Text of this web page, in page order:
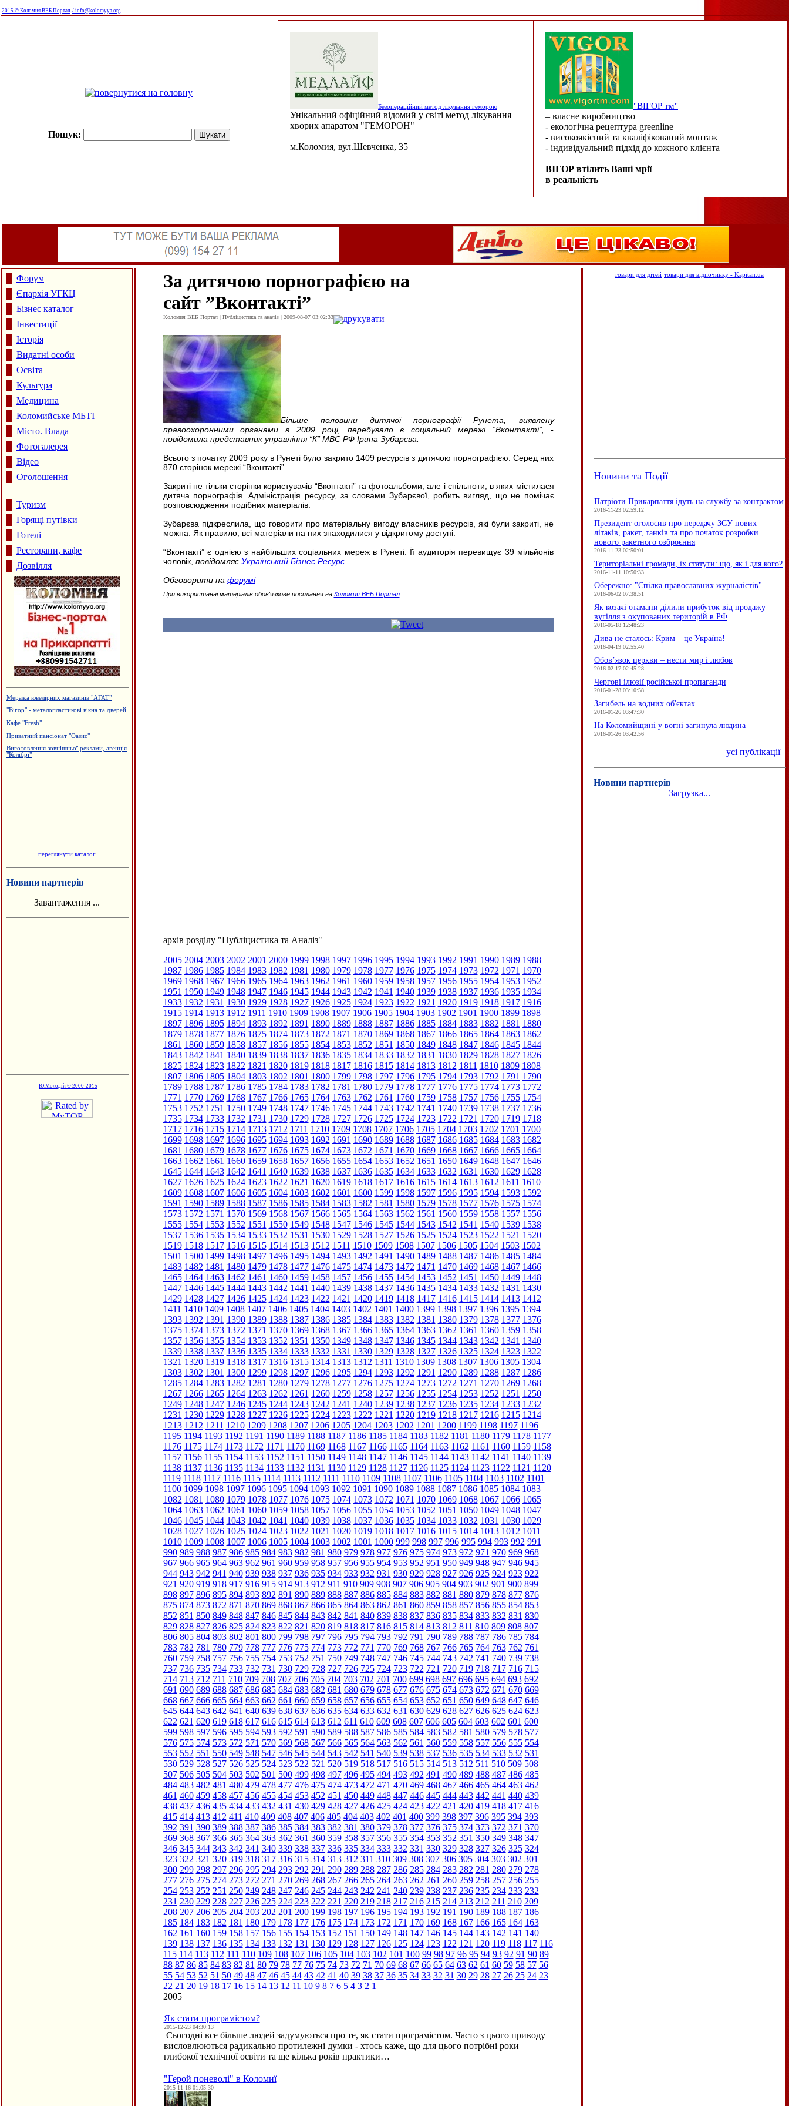
2015 © Коломия ВЕБ Портал / info@kolomyya.org
Пошук:
Безопераційний метод лікування геморою
Унікальний офіційний відомий у світі метод лікування
хворих апаратом "ГЕМОРОН"
м.Коломия, вул.Шевченка, 35
"ВІГОР тм"
– власне виробництво
- екологічна рецептура greenline
- високоякісний та кваліфікований монтаж
- індивідуальний підхід до кожного клієнта
ВІГОР втілить Ваші мрії
в реальність
Форум
Єпархія УГКЦ
Бізнес каталог
Інвестиції
Історія
Видатні особи
Освіта
Культура
Медицина
Коломийське МБТІ
Місто. Влада
Фотогалерея
Відео
Оголошення
Туризм
Горящі путівки
Готелі
Ресторани, кафе
Дозвілля
Меража ювелірних магазинів "АГАТ"
"Вігор" - металопластикові вікна та дверей
Кафе "Fresh"
Приватний пансіонат "Оазис"
Виготовлення зовнішньої реклами, агенція
"Колібрі"
переглянути каталог
Новини партнерів
Завантаження ...
Ю.Молодій © 2000-2015
За дитячою порнографією на
сайт ”Вконтакті”
Коломия ВЕБ Портал | Публіцистика та аналіз | 2009-08-07 03:02:33 друкувати
Більше половини дитячої порнографії Рунета, виявлену
правоохоронними органами в 2009 році, перебувало в соціальній мережі “Вконтакті”, -
повідомила представник управління “К” МВС РФ Ірина Зубарєва.
Всього з початку 2009 року в Рунеті було закрито 1409 ресурсів з дитячою порнографією. Серед них
870 сторінок мережі “Вконтакті”.
Закриті не тільки сторінки користувачів “Вконтакті” та фотоальбоми, але і спільноти, в яких містилася
дитяча порнографія. Адміністрація ресурсу, за словами Зубарєвої, робить вигляд, що не помічає
розповсюдження подібних матеріалів.
Зубарєва підкреслила, що говорити про матеріальну вигоду власників ресурсів, які були закриті, не
можна. Як правило, всі матеріали на них знаходилися у відкритому доступі.
“Вконтакті” є однією з найбільших соціальних мереж в Рунеті. Її аудиторія перевищує 39 мільйонів
чоловік, повідомляє Український Бізнес Ресурс.
Обговорити на форумі
При використанні матеріалів обов'язкове посилання на Коломия ВЕБ Портал
архів розділу "Публіцистика та Аналіз"
2005 2004 2003 2002 2001 2000 1999 1998 1997 1996 1995 1994 1993 1992 1991 1990 1989 1988
1987 1986 1985 1984 1983 1982 1981 1980 1979 1978 1977 1976 1975 1974 1973 1972 1971 1970
1969 1968 1967 1966 1965 1964 1963 1962 1961 1960 1959 1958 1957 1956 1955 1954 1953 1952
1951 1950 1949 1948 1947 1946 1945 1944 1943 1942 1941 1940 1939 1938 1937 1936 1935 1934
1933 1932 1931 1930 1929 1928 1927 1926 1925 1924 1923 1922 1921 1920 1919 1918 1917 1916
1915 1914 1913 1912 1911 1910 1909 1908 1907 1906 1905 1904 1903 1902 1901 1900 1899 1898
1897 1896 1895 1894 1893 1892 1891 1890 1889 1888 1887 1886 1885 1884 1883 1882 1881 1880
1879 1878 1877 1876 1875 1874 1873 1872 1871 1870 1869 1868 1867 1866 1865 1864 1863 1862
1861 1860 1859 1858 1857 1856 1855 1854 1853 1852 1851 1850 1849 1848 1847 1846 1845 1844
1843 1842 1841 1840 1839 1838 1837 1836 1835 1834 1833 1832 1831 1830 1829 1828 1827 1826
1825 1824 1823 1822 1821 1820 1819 1818 1817 1816 1815 1814 1813 1812 1811 1810 1809 1808
1807 1806 1805 1804 1803 1802 1801 1800 1799 1798 1797 1796 1795 1794 1793 1792 1791 1790
1789 1788 1787 1786 1785 1784 1783 1782 1781 1780 1779 1778 1777 1776 1775 1774 1773 1772
1771 1770 1769 1768 1767 1766 1765 1764 1763 1762 1761 1760 1759 1758 1757 1756 1755 1754
1753 1752 1751 1750 1749 1748 1747 1746 1745 1744 1743 1742 1741 1740 1739 1738 1737 1736
1735 1734 1733 1732 1731 1730 1729 1728 1727 1726 1725 1724 1723 1722 1721 1720 1719 1718
1717 1716 1715 1714 1713 1712 1711 1710 1709 1708 1707 1706 1705 1704 1703 1702 1701 1700
1699 1698 1697 1696 1695 1694 1693 1692 1691 1690 1689 1688 1687 1686 1685 1684 1683 1682
1681 1680 1679 1678 1677 1676 1675 1674 1673 1672 1671 1670 1669 1668 1667 1666 1665 1664
1663 1662 1661 1660 1659 1658 1657 1656 1655 1654 1653 1652 1651 1650 1649 1648 1647 1646
1645 1644 1643 1642 1641 1640 1639 1638 1637 1636 1635 1634 1633 1632 1631 1630 1629 1628
1627 1626 1625 1624 1623 1622 1621 1620 1619 1618 1617 1616 1615 1614 1613 1612 1611 1610
1609 1608 1607 1606 1605 1604 1603 1602 1601 1600 1599 1598 1597 1596 1595 1594 1593 1592
1591 1590 1589 1588 1587 1586 1585 1584 1583 1582 1581 1580 1579 1578 1577 1576 1575 1574
1573 1572 1571 1570 1569 1568 1567 1566 1565 1564 1563 1562 1561 1560 1559 1558 1557 1556
1555 1554 1553 1552 1551 1550 1549 1548 1547 1546 1545 1544 1543 1542 1541 1540 1539 1538
1537 1536 1535 1534 1533 1532 1531 1530 1529 1528 1527 1526 1525 1524 1523 1522 1521 1520
1519 1518 1517 1516 1515 1514 1513 1512 1511 1510 1509 1508 1507 1506 1505 1504 1503 1502
1501 1500 1499 1498 1497 1496 1495 1494 1493 1492 1491 1490 1489 1488 1487 1486 1485 1484
1483 1482 1481 1480 1479 1478 1477 1476 1475 1474 1473 1472 1471 1470 1469 1468 1467 1466
1465 1464 1463 1462 1461 1460 1459 1458 1457 1456 1455 1454 1453 1452 1451 1450 1449 1448
1447 1446 1445 1444 1443 1442 1441 1440 1439 1438 1437 1436 1435 1434 1433 1432 1431 1430
1429 1428 1427 1426 1425 1424 1423 1422 1421 1420 1419 1418 1417 1416 1415 1414 1413 1412
1411 1410 1409 1408 1407 1406 1405 1404 1403 1402 1401 1400 1399 1398 1397 1396 1395 1394
1393 1392 1391 1390 1389 1388 1387 1386 1385 1384 1383 1382 1381 1380 1379 1378 1377 1376
1375 1374 1373 1372 1371 1370 1369 1368 1367 1366 1365 1364 1363 1362 1361 1360 1359 1358
1357 1356 1355 1354 1353 1352 1351 1350 1349 1348 1347 1346 1345 1344 1343 1342 1341 1340
1339 1338 1337 1336 1335 1334 1333 1332 1331 1330 1329 1328 1327 1326 1325 1324 1323 1322
1321 1320 1319 1318 1317 1316 1315 1314 1313 1312 1311 1310 1309 1308 1307 1306 1305 1304
1303 1302 1301 1300 1299 1298 1297 1296 1295 1294 1293 1292 1291 1290 1289 1288 1287 1286
1285 1284 1283 1282 1281 1280 1279 1278 1277 1276 1275 1274 1273 1272 1271 1270 1269 1268
1267 1266 1265 1264 1263 1262 1261 1260 1259 1258 1257 1256 1255 1254 1253 1252 1251 1250
1249 1248 1247 1246 1245 1244 1243 1242 1241 1240 1239 1238 1237 1236 1235 1234 1233 1232
1231 1230 1229 1228 1227 1226 1225 1224 1223 1222 1221 1220 1219 1218 1217 1216 1215 1214
1213 1212 1211 1210 1209 1208 1207 1206 1205 1204 1203 1202 1201 1200 1199 1198 1197 1196
1195 1194 1193 1192 1191 1190 1189 1188 1187 1186 1185 1184 1183 1182 1181 1180 1179 1178 1177
1176 1175 1174 1173 1172 1171 1170 1169 1168 1167 1166 1165 1164 1163 1162 1161 1160 1159 1158
1157 1156 1155 1154 1153 1152 1151 1150 1149 1148 1147 1146 1145 1144 1143 1142 1141 1140 1139
1138 1137 1136 1135 1134 1133 1132 1131 1130 1129 1128 1127 1126 1125 1124 1123 1122 1121 1120
1119 1118 1117 1116 1115 1114 1113 1112 1111 1110 1109 1108 1107 1106 1105 1104 1103 1102 1101
1100 1099 1098 1097 1096 1095 1094 1093 1092 1091 1090 1089 1088 1087 1086 1085 1084 1083
1082 1081 1080 1079 1078 1077 1076 1075 1074 1073 1072 1071 1070 1069 1068 1067 1066 1065
1064 1063 1062 1061 1060 1059 1058 1057 1056 1055 1054 1053 1052 1051 1050 1049 1048 1047
1046 1045 1044 1043 1042 1041 1040 1039 1038 1037 1036 1035 1034 1033 1032 1031 1030 1029
1028 1027 1026 1025 1024 1023 1022 1021 1020 1019 1018 1017 1016 1015 1014 1013 1012 1011
1010 1009 1008 1007 1006 1005 1004 1003 1002 1001 1000 999 998 997 996 995 994 993 992 991
990 989 988 987 986 985 984 983 982 981 980 979 978 977 976 975 974 973 972 971 970 969 968
967 966 965 964 963 962 961 960 959 958 957 956 955 954 953 952 951 950 949 948 947 946 945
944 943 942 941 940 939 938 937 936 935 934 933 932 931 930 929 928 927 926 925 924 923 922
921 920 919 918 917 916 915 914 913 912 911 910 909 908 907 906 905 904 903 902 901 900 899
898 897 896 895 894 893 892 891 890 889 888 887 886 885 884 883 882 881 880 879 878 877 876
875 874 873 872 871 870 869 868 867 866 865 864 863 862 861 860 859 858 857 856 855 854 853
852 851 850 849 848 847 846 845 844 843 842 841 840 839 838 837 836 835 834 833 832 831 830
829 828 827 826 825 824 823 822 821 820 819 818 817 816 815 814 813 812 811 810 809 808 807
806 805 804 803 802 801 800 799 798 797 796 795 794 793 792 791 790 789 788 787 786 785 784
783 782 781 780 779 778 777 776 775 774 773 772 771 770 769 768 767 766 765 764 763 762 761
760 759 758 757 756 755 754 753 752 751 750 749 748 747 746 745 744 743 742 741 740 739 738
737 736 735 734 733 732 731 730 729 728 727 726 725 724 723 722 721 720 719 718 717 716 715
714 713 712 711 710 709 708 707 706 705 704 703 702 701 700 699 698 697 696 695 694 693 692
691 690 689 688 687 686 685 684 683 682 681 680 679 678 677 676 675 674 673 672 671 670 669
668 667 666 665 664 663 662 661 660 659 658 657 656 655 654 653 652 651 650 649 648 647 646
645 644 643 642 641 640 639 638 637 636 635 634 633 632 631 630 629 628 627 626 625 624 623
622 621 620 619 618 617 616 615 614 613 612 611 610 609 608 607 606 605 604 603 602 601 600
599 598 597 596 595 594 593 592 591 590 589 588 587 586 585 584 583 582 581 580 579 578 577
576 575 574 573 572 571 570 569 568 567 566 565 564 563 562 561 560 559 558 557 556 555 554
553 552 551 550 549 548 547 546 545 544 543 542 541 540 539 538 537 536 535 534 533 532 531
530 529 528 527 526 525 524 523 522 521 520 519 518 517 516 515 514 513 512 511 510 509 508
507 506 505 504 503 502 501 500 499 498 497 496 495 494 493 492 491 490 489 488 487 486 485
484 483 482 481 480 479 478 477 476 475 474 473 472 471 470 469 468 467 466 465 464 463 462
461 460 459 458 457 456 455 454 453 452 451 450 449 448 447 446 445 444 443 442 441 440 439
438 437 436 435 434 433 432 431 430 429 428 427 426 425 424 423 422 421 420 419 418 417 416
415 414 413 412 411 410 409 408 407 406 405 404 403 402 401 400 399 398 397 396 395 394 393
392 391 390 389 388 387 386 385 384 383 382 381 380 379 378 377 376 375 374 373 372 371 370
369 368 367 366 365 364 363 362 361 360 359 358 357 356 355 354 353 352 351 350 349 348 347
346 345 344 343 342 341 340 339 338 337 336 335 334 333 332 331 330 329 328 327 326 325 324
323 322 321 320 319 318 317 316 315 314 313 312 311 310 309 308 307 306 305 304 303 302 301
300 299 298 297 296 295 294 293 292 291 290 289 288 287 286 285 284 283 282 281 280 279 278
277 276 275 274 273 272 271 270 269 268 267 266 265 264 263 262 261 260 259 258 257 256 255
254 253 252 251 250 249 248 247 246 245 244 243 242 241 240 239 238 237 236 235 234 233 232
231 230 229 228 227 226 225 224 223 222 221 220 219 218 217 216 215 214 213 212 211 210 209
208 207 206 205 204 203 202 201 200 199 198 197 196 195 194 193 192 191 190 189 188 187 186
185 184 183 182 181 180 179 178 177 176 175 174 173 172 171 170 169 168 167 166 165 164 163
162 161 160 159 158 157 156 155 154 153 152 151 150 149 148 147 146 145 144 143 142 141 140
139 138 137 136 135 134 133 132 131 130 129 128 127 126 125 124 123 122 121 120 119 118 117 116
115 114 113 112 111 110 109 108 107 106 105 104 103 102 101 100 99 98 97 96 95 94 93 92 91 90 89
88 87 86 85 84 83 82 81 80 79 78 77 76 75 74 73 72 71 70 69 68 67 66 65 64 63 62 61 60 59 58 57 56
55 54 53 52 51 50 49 48 47 46 45 44 43 42 41 40 39 38 37 36 35 34 33 32 31 30 29 28 27 26 25 24 23
22 21 20 19 18 17 16 15 14 13 12 11 10 9 8 7 6 5 4 3 2 1
2005
Як стати програмістом?
2015-12-23 04:30:13
Сьогодні все більше людей задумуються про те, як стати програмістом. Часто з цього приводу
висловлюються радикально протилежні думки - хтось каже, що для цього потрібні роки
глибокої технічної освіти та ще кілька років практики…
"Герой поневолі" в Коломиї
2015-11-16 01:05:30
товари для дітей товари для відпочинку - Kapitan.ua
Новини та Події
Патріоти Прикарпаття ідуть на службу за контрактом
2016-11-23 02:59:12
Президент оголосив про передачу ЗСУ нових
літаків, ракет, танків та про початок розробки
нового ракетного озброєння
2016-11-23 02:50:01
Територіальні громади, їх статути: що, як і для кого?
2016-11-11 10:50:33
Обережно: "Спілка православних журналістів"
2016-06-02 07:38:51
Як козачі отамани ділили прибуток від продажу
вугілля з окупованих територій в РФ
2016-05-18 12:48:23
Дива не сталось: Крим – це Україна!
2016-04-19 02:55:40
Обов’язок церкви – нести мир і любов
2016-02-17 02:45:28
Чергові ілюзії російської пропаганди
2016-01-28 03:10:58
Загибель на водних об'єктах
2016-01-26 03:47:30
На Коломийщині у вогні загинула людина
2016-01-26 03:42:56
усі публікації
Новини партнерів
Загрузка...